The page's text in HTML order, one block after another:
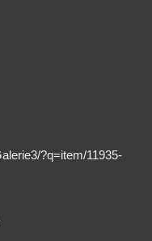
?q=item/11935-